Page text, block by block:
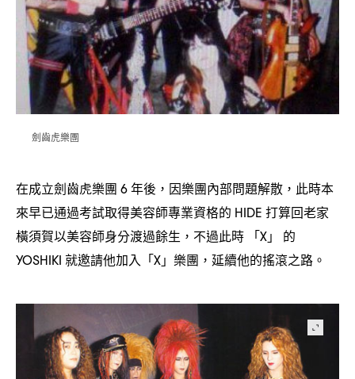
劍齒虎樂團
在成立劍齒虎樂團 6年後 ， 因樂團內部問題解散 ， 此時本
來早已通過考試取得美容師專業資格的 HIDE 打算回老家
橫須賀以美容師身分渡過餘生 ， 不過此時 「X」 的
YOSHIKI 就邀請他加入「X」樂團 ， 延續他的搖滾之路。